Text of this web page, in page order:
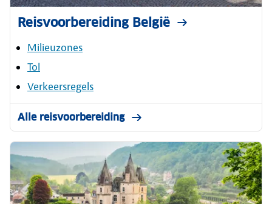
Reisvoorbereiding België
Milieuzones
Tol
Verkeersregels
Alle reisvoorbereiding